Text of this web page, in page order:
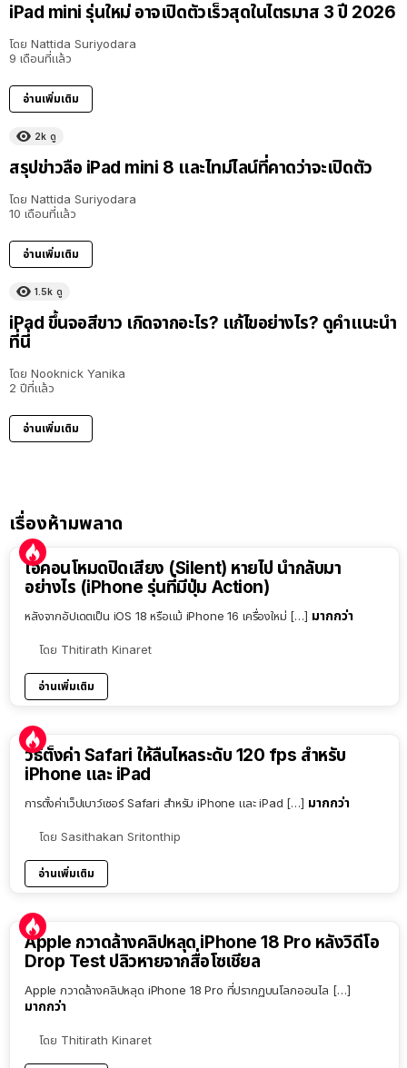
iPad mini รุ่นใหม่ อาจเปิดตัวเร็วสุดในไตรมาส 3 ปี 2026
โดย Nattida Suriyodara
9 เดือนที่แล้ว
อ่านเพิ่มเติม
2k ดู
สรุปข่าวลือ iPad mini 8 และไทม์ไลน์ที่คาดว่าจะเปิดตัว
โดย Nattida Suriyodara
10 เดือนที่แล้ว
อ่านเพิ่มเติม
1.5k ดู
iPad ขึ้นจอสีขาว เกิดจากอะไร? แก้ไขอย่างไร? ดูคำแนะนำ
ที่นี่
โดย Nooknick Yanika
2 ปีที่แล้ว
อ่านเพิ่มเติม
เรื่องห้ามพลาด
ไอคอนโหมดปิดเสียง (Silent) หายไป นำกลับมา
อย่างไร (iPhone รุ่นที่มีปุ่ม Action)
หลังจากอัปเดตเป็น iOS 18 หรือแม้ iPhone 16 เครื่องใหม่ […] มากกว่า
โดย Thitirath Kinaret
อ่านเพิ่มเติม
วิธีตั้งค่า Safari ให้ลื่นไหลระดับ 120 fps สำหรับ
iPhone และ iPad
การตั้งค่าเว็ปเบาว์เซอร์ Safari สำหรับ iPhone และ iPad […] มากกว่า
โดย Sasithakan Sritonthip
อ่านเพิ่มเติม
Apple กวาดล้างคลิปหลุด iPhone 18 Pro หลังวิดีโอ
Drop Test ปลิวหายจากสื่อโซเชียล
Apple กวาดล้างคลิปหลุด iPhone 18 Pro ที่ปรากฏบนโลกออนไล […]
มากกว่า
โดย Thitirath Kinaret